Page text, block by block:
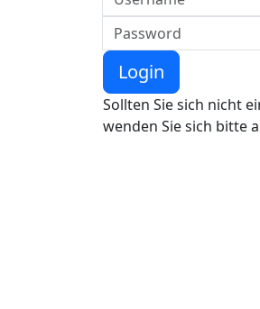
Sollten Sie sich nicht
wenden Sie sich bitte